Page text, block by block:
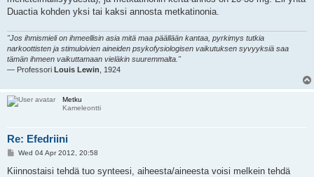
Duactia kohden yksi tai kaksi annosta metkatinonia.
"Jos ihmismieli on ihmeellisin asia mitä maa päällään kantaa, pyrkimys tutkia
narkoottisten ja stimuloivien aineiden psykofysiologisen vaikutuksen syvyyksiä saa
tämän ihmeen vaikuttamaan vieläkin suuremmalta."
— Professori Louis Lewin , 1924
Metku
Kameleontti
Re: Efedriini
P
s
Wed 04 Apr 2012, 20:58
Kiinnostaisi tehdä tuo synteesi, aiheesta/aineesta voisi melkein tehdä